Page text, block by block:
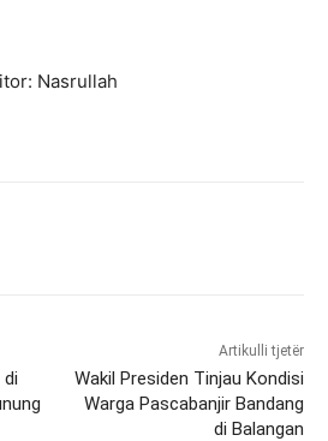
Nasrullah
Artikulli tjetër
Wakil Presiden Tinjau Kondisi
Warga Pascabanjir Bandang
di Balangan